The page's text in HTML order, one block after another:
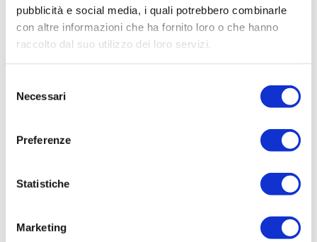
pubblicità e social media, i quali potrebbero combinarle
con altre informazioni che ha fornito loro o che hanno
raccolto dal suo utilizzo dei loro servizi.
delNecessari
Preferenze
Statistiche
Marketing
29/06/2026
Le accuse mosse mezzo stampa da Femca Cisl nei
Leggi tutto »